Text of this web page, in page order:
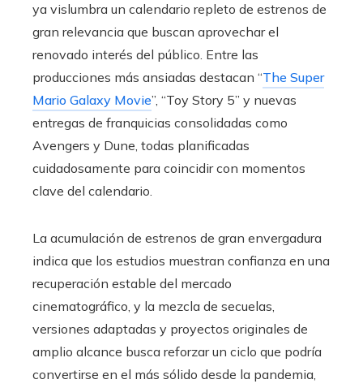
ya vislumbra un calendario repleto de estrenos de
gran relevancia que buscan aprovechar el
renovado interés del público. Entre las
producciones más ansiadas destacan “The Super
Mario Galaxy Movie”, “Toy Story 5” y nuevas
entregas de franquicias consolidadas como
Avengers y Dune, todas planificadas
cuidadosamente para coincidir con momentos
clave del calendario.
La acumulación de estrenos de gran envergadura
indica que los estudios muestran confianza en una
recuperación estable del mercado
cinematográfico, y la mezcla de secuelas,
versiones adaptadas y proyectos originales de
amplio alcance busca reforzar un ciclo que podría
convertirse en el más sólido desde la pandemia,